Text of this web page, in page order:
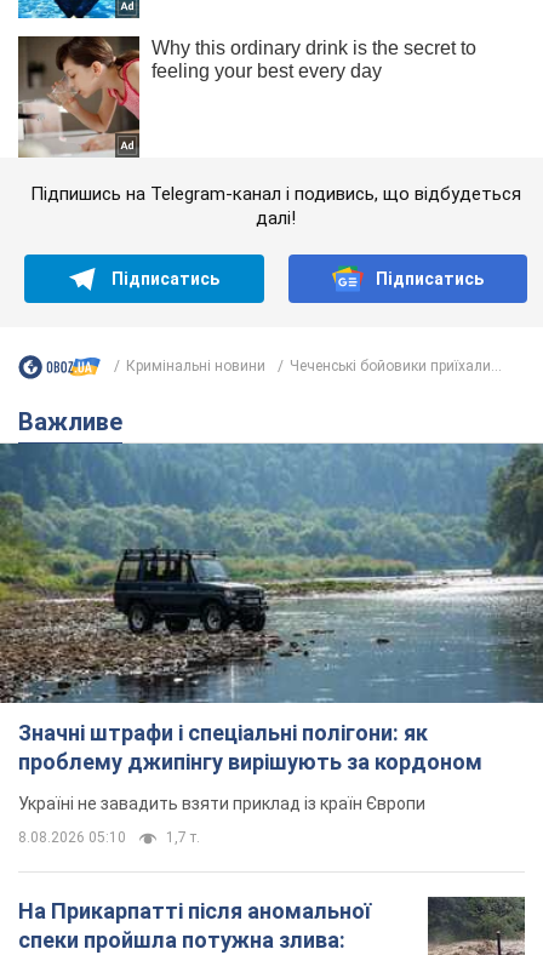
Підпишись на Telegram-канал і подивись, що відбудеться
далі!
Підписатись Підписатись
Кримінальні новини Чеченські бойовики приїхали...
Важливе
Значні штрафи і спеціальні полігони: як
проблему джипінгу вирішують за кордоном
Україні не завадить взяти приклад із країн Європи
8.08.2026 05:10 1,7 т.
На Прикарпатті після аномальної
спеки пройшла потужна злива: